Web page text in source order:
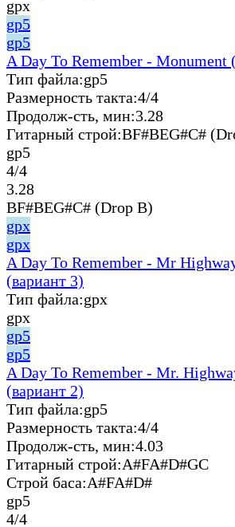
gpx
gp5
gp5
A Day To Remember - Monument
Тип файла:gp5
Размерность такта:4/4
Продолж-сть, мин:3.28
Гитарный строй:BF#BEG#C#
gp5
4/4
3.28
BF#BEG#C# (Drop B)
gpx
gpx
A Day To Remember - Mr
(вариант 3)
Тип файла:gpx
gpx
gp5
gp5
A Day To Remember - Mr.
(вариант 2)
Тип файла:gp5
Размерность такта:4/4
Продолж-сть, мин:4.03
Гитарный строй:A#FA#D#GC
Строй баса:A#FA#D#
gp5
4/4